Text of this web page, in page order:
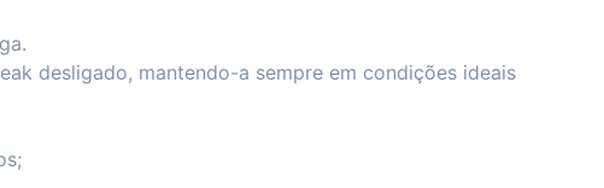
desligado, mantendo-a sempre em condições ideais